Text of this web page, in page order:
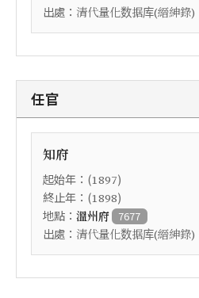
出處： 清代量化数据库(縉紳錄)
任官
知府
起始年：(1897)
終止年：(1898)
地點： 溫州府 7677
出處： 清代量化数据库(縉紳錄)